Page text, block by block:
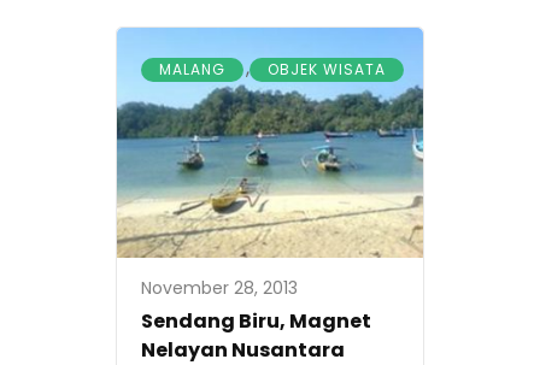
MALANG , OBJEK WISATA
November 28, 2013
Sendang Biru, Magnet
Nelayan Nusantara